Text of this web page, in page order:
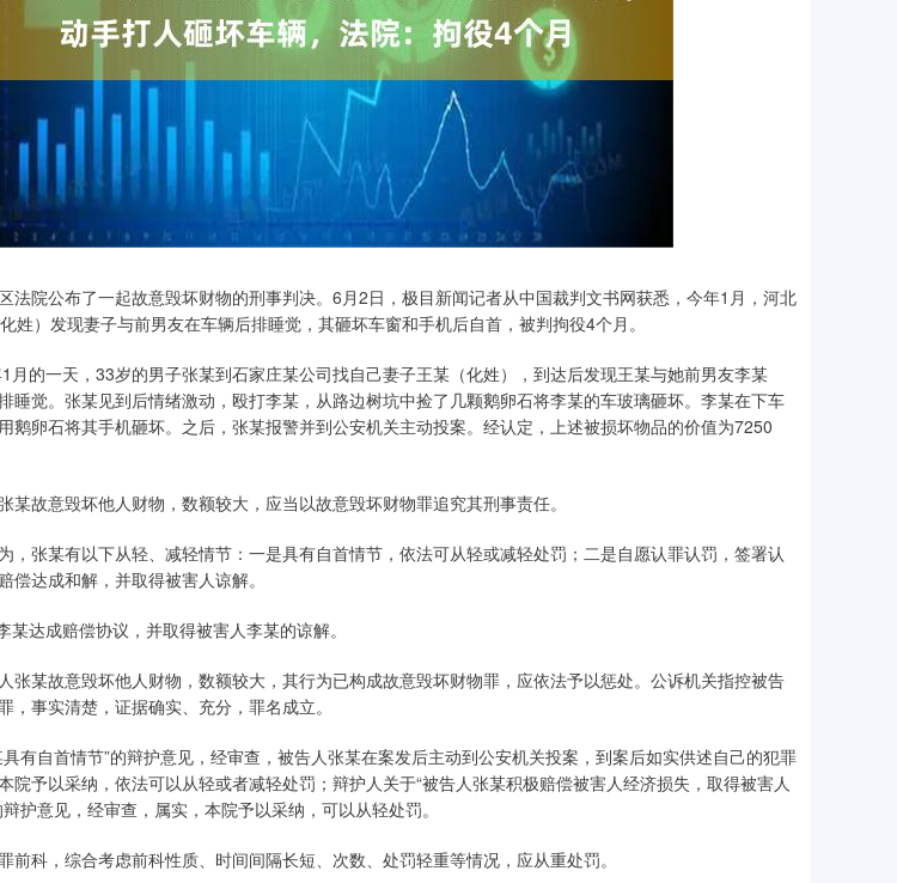
法院公布了一起故意毁坏财物的刑事判决。6月2日，极目新闻记者从中国裁判文书网获悉，今年1月，河北
姓）发现妻子与前男友在车辆后排睡觉，其砸坏车窗和手机后自首，被判拘役4个月。
月的一天，33岁的男子张某到石家庄某公司找自己妻子王某（化姓），到达后发现王某与她前男友李某
睡觉。张某见到后情绪激动，殴打李某，从路边树坑中捡了几颗鹅卵石将李某的车玻璃砸坏。李某在下车
鹅卵石将其手机砸坏。之后，张某报警并到公安机关主动投案。经认定，上述被损坏物品的价值为7250
某故意毁坏他人财物，数额较大，应当以故意毁坏财物罪追究其刑事责任。
，张某有以下从轻、减轻情节：一是具有自首情节，依法可从轻或减轻处罚；二是自愿认罪认罚，签署认
偿达成和解，并取得被害人谅解。
达成赔偿协议，并取得被害人李某的谅解。
张某故意毁坏他人财物，数额较大，其行为已构成故意毁坏财物罪，应依法予以惩处。公诉机关指控被告
，事实清楚，证据确实、充分，罪名成立。
有自首情节”的辩护意见，经审查，被告人张某在案发后主动到公安机关投案，到案后如实供述自己的犯罪
院予以采纳，依法可以从轻或者减轻处罚；辩护人关于“被告人张某积极赔偿被害人经济损失，取得被害人
护意见，经审查，属实，本院予以采纳，可以从轻处罚。
前科，综合考虑前科性质、时间间隔长短、次数、处罚轻重等情况，应从重处罚。